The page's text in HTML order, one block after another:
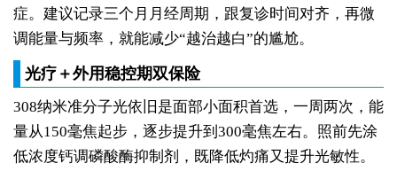
症。建议记录三个月月经周期，跟复诊时间对齐，再微
调能量与频率，就能减少“越治越白”的尴尬。
光疗＋外用稳控期双保险
308纳米准分子光依旧是面部小面积首选，一周两次，能
量从150毫焦起步，逐步提升到300毫焦左右。照前先涂
低浓度钙调磷酸酶抑制剂，既降低灼痛又提升光敏性。